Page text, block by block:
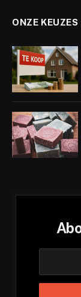
ONZE KEUZES